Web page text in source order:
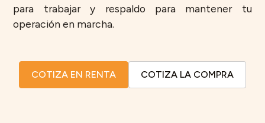
para trabajar y respaldo para mantener tu
operación en marcha.
COTIZA EN RENTA COTIZA LA COMPRA